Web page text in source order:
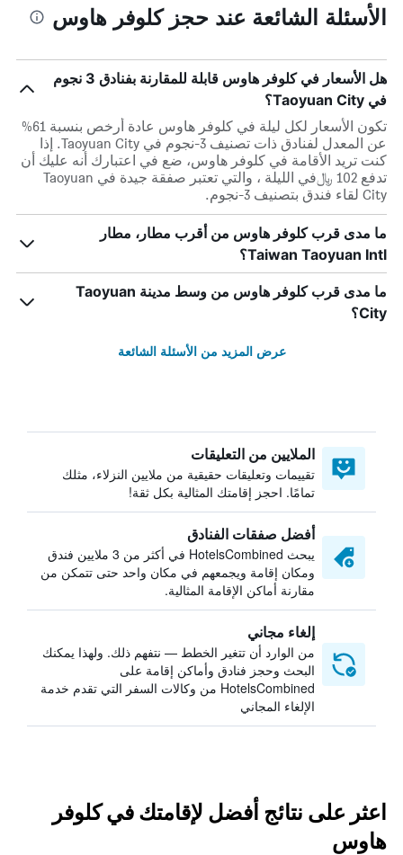
الأسئلة الشائعة عند حجز كلوفر هاوس
هل الأسعار في كلوفر هاوس قابلة للمقارنة بفنادق 3 نجوم
في Taoyuan City؟
تكون الأسعار لكل ليلة في كلوفر هاوس عادة أرخص بنسبة 61%
عن المعدل لفنادق ذات تصنيف 3-نجوم في Taoyuan City. إذا
كنت تريد الأقامة في كلوفر هاوس، ضع في اعتبارك أنه عليك أن
تدفع 102 ﷼في الليلة ، والتي تعتبر صفقة جيدة في Taoyuan
City لقاء فندق بتصنيف 3-نجوم.
ما مدى قرب كلوفر هاوس من أقرب مطار، مطار
Taiwan Taoyuan Intl؟
ما مدى قرب كلوفر هاوس من وسط مدينة Taoyuan
City؟
عرض المزيد من الأسئلة الشائعة
الملايين من التعليقات
تقييمات وتعليقات حقيقية من ملايين النزلاء، مثلك
تمامًا. احجز إقامتك المثالية بكل ثقة!
أفضل صفقات الفنادق
يبحث HotelsCombined في أكثر من 3 ملايين فندق
ومكان إقامة ويجمعهم في مكان واحد حتى تتمكن من
مقارنة أماكن الإقامة المثالية.
إلغاء مجاني
من الوارد أن تتغير الخطط — نتفهم ذلك. ولهذا يمكنك
البحث وحجز فنادق وأماكن إقامة على
HotelsCombined من وكالات السفر التي تقدم خدمة
الإلغاء المجاني
اعثر على نتائج أفضل لإقامتك في كلوفر
هاوس